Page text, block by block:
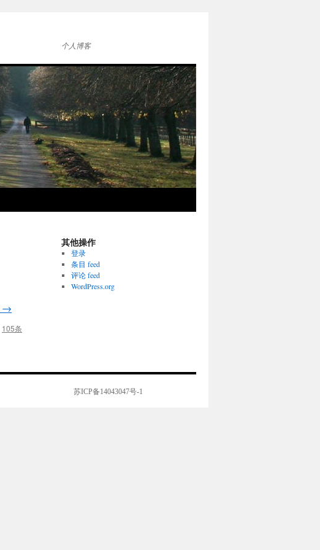
个人博客
→
105条
其他操作
登录
条目 feed
评论 feed
WordPress.org
苏ICP备14043047号-1